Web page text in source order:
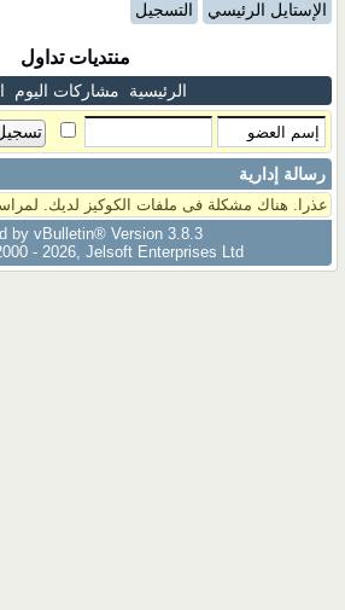
الإستايل الرئيسي التسجيل
منتديات تداول
الرئيسية مشاركات اليوم
رسالة إدارية
عذرا. هناك مشكلة فى ملفات الكوكيز لديك.
by vBulletin® Version 3.8.3
- 2026, Jelsoft Enterprises Ltd.